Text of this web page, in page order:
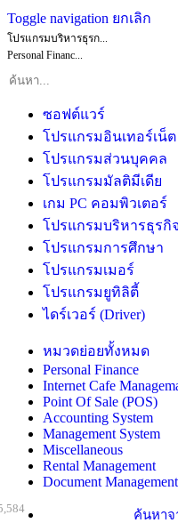
Toggle navigation ยกเลิก
โปรแกรมบริหารธุรก...
Personal Financ...
ซอฟต์แวร์
โปรแกรมอินเทอร์เน็ต
โปรแกรมส่วนบุคคล
โปรแกรมมัลติมีเดีย
เกม PC คอมพิวเตอร์
โปรแกรมบริหารธุรกิจ
โปรแกรมการศึกษา
โปรแกรมเมอร์
โปรแกรมยูทิลิตี้
ไดร์เวอร์ (Driver)
หมวดย่อยทั้งหมด
Personal Finance
Internet Cafe
Point Of Sale (POS)
Accounting System
Management System
Miscellaneous
Rental Management
Document Management
ค้นหาจ